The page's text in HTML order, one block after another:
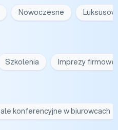
Nowoczesne
Szkolenia Imprezy firmowe
konferencyjne w biurowcach